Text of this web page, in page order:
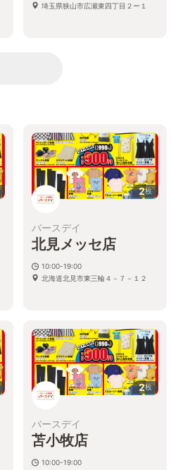
埼玉県狭山市広瀬東四丁目２ー１
2枚
バースデイ
北見メッセ店
10:00-19:00
北海道北見市東三輪４－７－１２
2枚
バースデイ
苫小牧店
10:00-19:00